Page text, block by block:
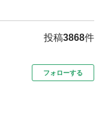
投稿3868件
フォローする